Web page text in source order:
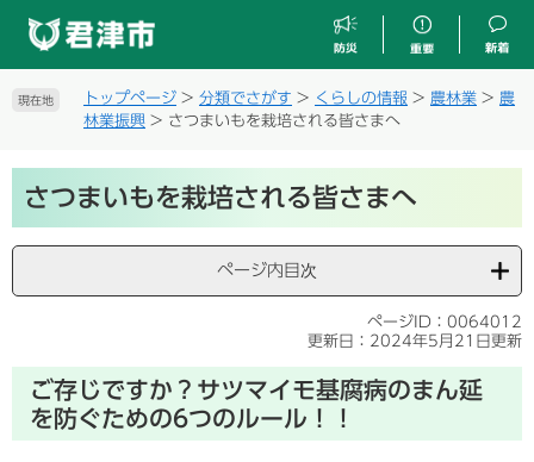
現在地 トップページ > 分類でさがす > くらしの情報 > 農林業 > 農
林業振興 > さつまいもを栽培される皆さまへ
文さつまいもを栽培される皆さまへ
ページ内目次
ページID：0064012
更新日：2024年5月21日更新
ご存じですか？サツマイモ基腐病のまん延
を防ぐための6つのルール！！